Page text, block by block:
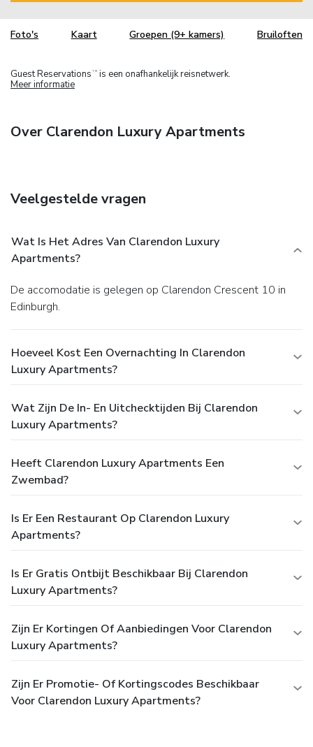
Foto's Kaart Groepen (9+ kamers) Bruiloften
Guest Reservations TM is een onafhankelijk reisnetwerk.
Meer informatie
Over Clarendon Luxury Apartments
Veelgestelde vragen
Wat Is Het Adres Van Clarendon Luxury
Apartments?
De accomodatie is gelegen op Clarendon Crescent 10 in
Edinburgh.
Hoeveel Kost Een Overnachting In Clarendon
Luxury Apartments?
Wat Zijn De In- En Uitchecktijden Bij Clarendon
Luxury Apartments?
Heeft Clarendon Luxury Apartments Een
Zwembad?
Is Er Een Restaurant Op Clarendon Luxury
Apartments?
Is Er Gratis Ontbijt Beschikbaar Bij Clarendon
Luxury Apartments?
Zijn Er Kortingen Of Aanbiedingen Voor Clarendon
Luxury Apartments?
Zijn Er Promotie- Of Kortingscodes Beschikbaar
Voor Clarendon Luxury Apartments?